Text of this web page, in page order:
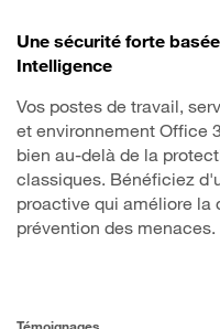
Une sécurité forte
Intelligence
Vos postes de travail,
et environnement Office
bien au-delà de la
classiques. Bénéficiez
proactive qui améliore la
prévention des menaces.